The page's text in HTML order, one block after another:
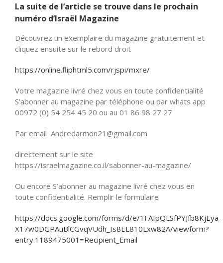
La suite de l’article se trouve dans le prochain
numéro d’Israël Magazine
Découvrez un exemplaire du magazine gratuitement et
cliquez ensuite sur le rebord droit
https://online.fliphtml5.com/rjspi/mxre/
Votre magazine livré chez vous en toute confidentialité
S’abonner au magazine par téléphone ou par whats app
00972 (0) 54 254 45 20 ou au 01 86 98 27 27
Par email Andredarmon21@gmail.com
directement sur le site
https://israelmagazine.co.il/sabonner-au-magazine/
Ou encore S’abonner au magazine livré chez vous en
toute confidentialité. Remplir le formulaire
https://docs.google.com/forms/d/e/1FAIpQLSfPYJfb8KjEya-
X17w0DGPAuBlCGvqVUdh_Is8EL810Lxw82A/viewform?
entry.1189475001=Recipient_Email